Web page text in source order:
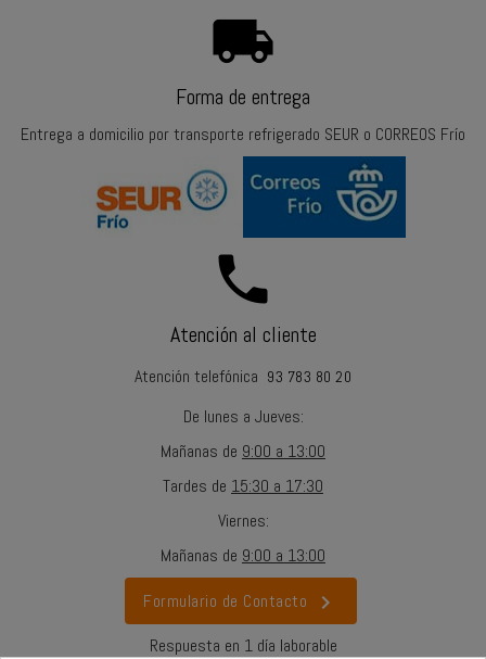
local_shipping
Forma de entrega
Entrega a domicilio por transporte refrigerado SEUR o CORREOS Frío
call
Atención al cliente
Atención telefónica 93 783 80 20
De lunes a Jueves:
Mañanas de 9:00 a 13:00
Tardes de 15:30 a 17:30
Viernes:
Mañanas de 9:00 a 13:00
Formulario de Contacto
chevron_right
Respuesta en 1 día laborable